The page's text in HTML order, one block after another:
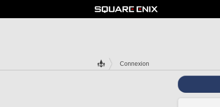
Connexion